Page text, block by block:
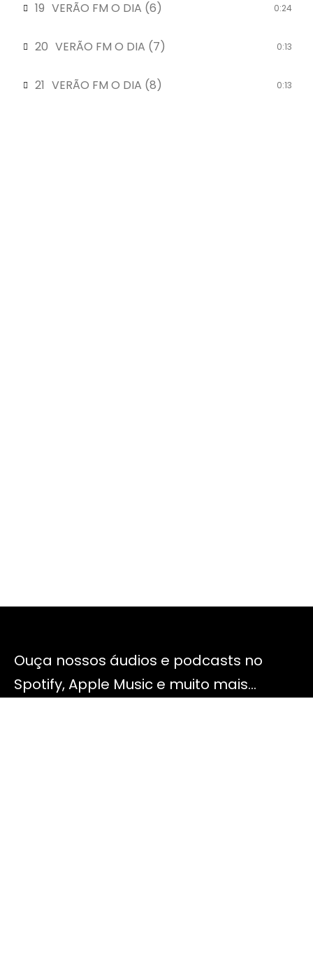
19 VERÃO FM O DIA (6) 0:24
20 VERÃO FM O DIA (7) 0:13
21 VERÃO FM O DIA (8) 0:13
Ouça nossos áudios e podcasts no
Spotify, Apple Music e muito mais…